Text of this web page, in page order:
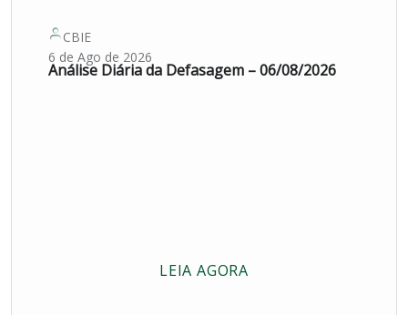
CBIE
6 de Ago de 2026
Análise Diária da Defasagem – 06/08/2026
LEIA AGORA